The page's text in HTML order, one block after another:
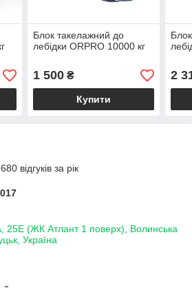
Блок такелажний до
лебідки ORPRO 10000 кг
1 500₴
Купити
2
відгуків за рік
25Е (ЖК Атлант 1 поверх), Волинська
Україна